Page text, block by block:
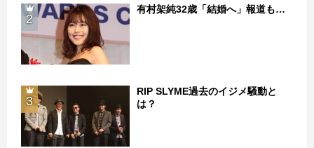
2
有村架純32歳「結婚へ」報道も…
3
RIP SLYME過去のイジメ騒動と
は？